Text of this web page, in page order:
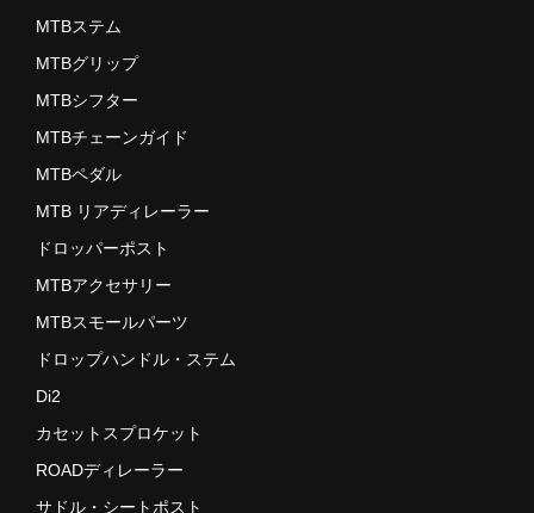
店舗ホームページ
MTBステム
MTBグリップ
MTBシフター
MTBチェーンガイド
MTBペダル
MTB リアディレーラー
ドロッパーポスト
MTBアクセサリー
MTBスモールパーツ
ドロップハンドル・ステム
Di2
カセットスプロケット
ROADディレーラー
サドル・シートポスト